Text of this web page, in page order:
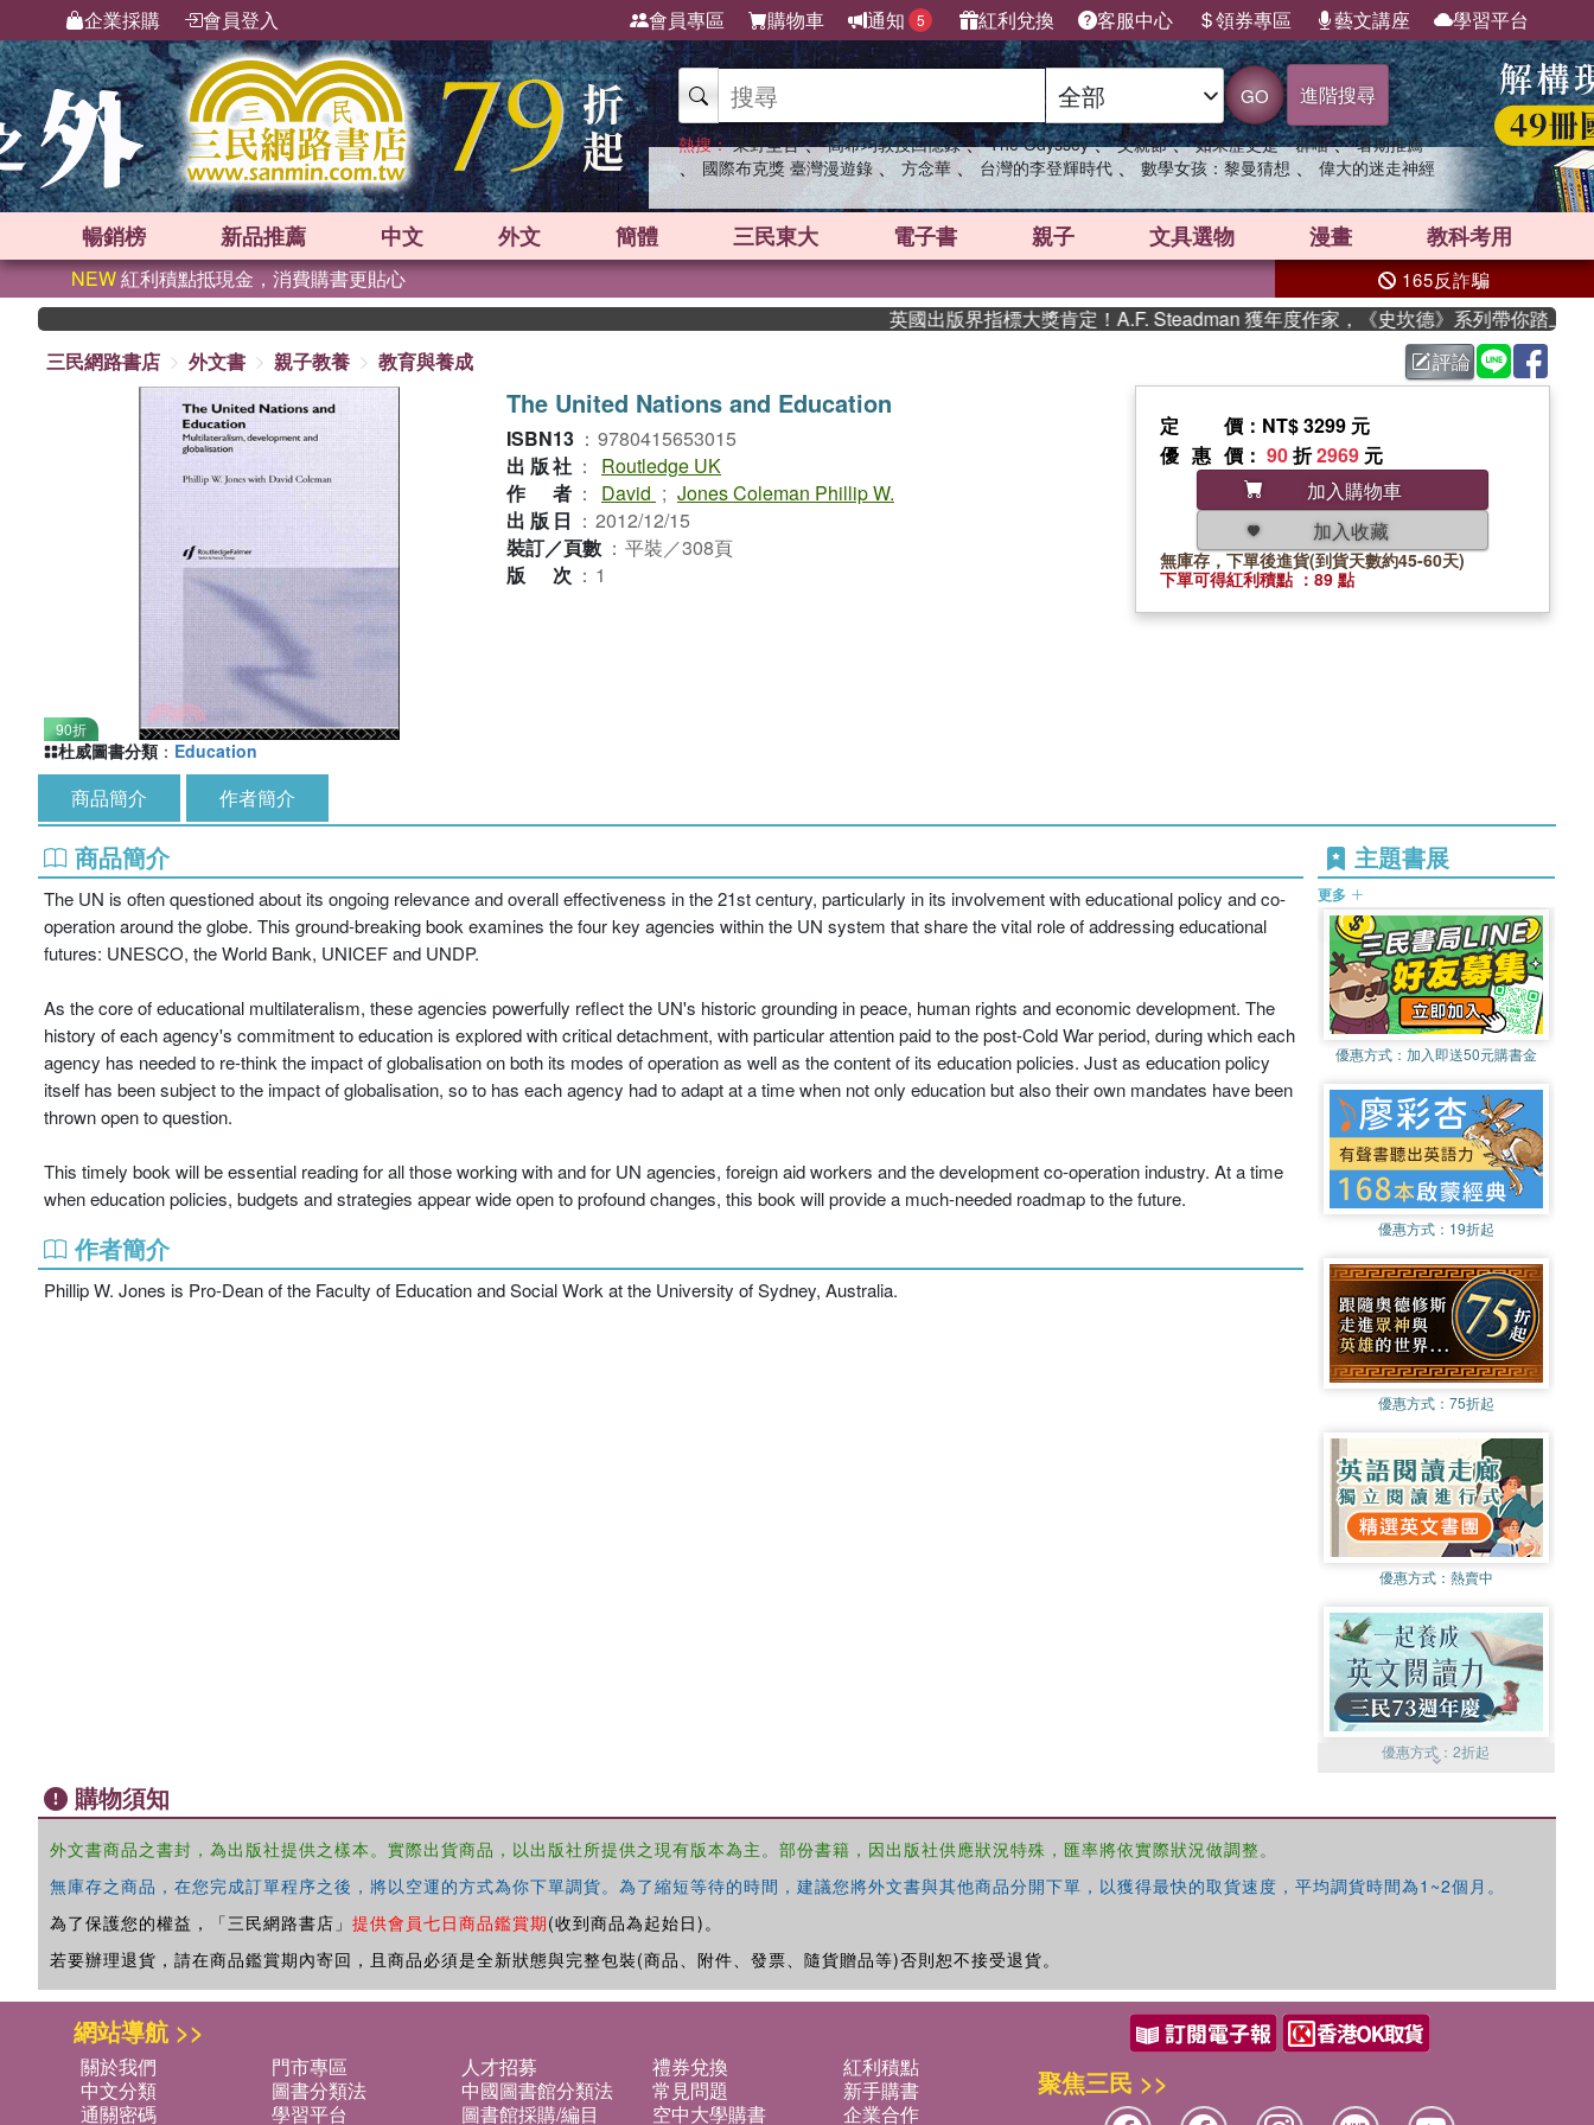
企業採購 會員登入 會員專區 購物車 通知 5 紅利兌換 客服中心 領券專區 藝文講座 學習平台
GO 進階搜尋
熱搜： 東野圭吾 、 高希均教授回憶錄 、 The Odyssey 、 父親節 、 如果歷史是一群喵 、 暑期推薦
、 國際布克獎 臺灣漫遊錄 、 方念華 、 台灣的李登輝時代 、 數學女孩：黎曼猜想 、 偉大的迷走神經
暢銷榜 新品推薦 中文 外文 簡體 三民東大 電子書 親子 文具選物 漫畫 教科考用
NEW紅利積點抵現金，消費購書更貼心 165反詐騙
英國出版界指標大獎肯定！A.F. Steadman 獲年度作家，《史坎德》系列帶你踏上熱血奇
三民網路書店
外文書 親子教養 教育與養成 評論
90折
The United Nations and Education
ISBN13 ： 9780415653015
出版社 ：
Routledge UK
作者 ： David ; Jones Coleman Phillip W.
出版日 ： 2012/12/15
裝訂／頁數 ： 平裝／308頁
版次 ： 1
定價 ：NT$ 3299 元
優惠價 ： 90折2969 元
加入購物車
加入收藏
無庫存，下單後進貨(到貨天數約45-60天)
下單可得紅利積點 ：89 點
杜威圖書分類 ： Education
商品簡介 作者簡介
商品簡介
The UN is often questioned about its ongoing relevance and overall effectiveness in the 21st century, particularly in its involvement with educational policy and co-
operation around the globe. This ground-breaking book examines the four key agencies within the UN system that share the vital role of addressing educational
futures: UNESCO, the World Bank, UNICEF and UNDP.
As the core of educational multilateralism, these agencies powerfully reflect the UN's historic grounding in peace, human rights and economic development. The
history of each agency's commitment to education is explored with critical detachment, with particular attention paid to the post-Cold War period, during which each
agency has needed to re-think the impact of globalisation on both its modes of operation as well as the content of its education policies. Just as education policy
itself has been subject to the impact of globalisation, so to has each agency had to adapt at a time when not only education but also their own mandates have been
thrown open to question.
This timely book will be essential reading for all those working with and for UN agencies, foreign aid workers and the development co-operation industry. At a time
when education policies, budgets and strategies appear wide open to profound changes, this book will provide a much-needed roadmap to the future.
作者簡介
Phillip W. Jones is Pro-Dean of the Faculty of Education and Social Work at the University of Sydney, Australia.
主題書展
更多
優惠方式： 加入即送50元購書金
優惠方式： 19折起
優惠方式： 75折起
優惠方式： 熱賣中
優惠方式：2折起
購物須知
外文書商品之書封，為出版社提供之樣本。實際出貨商品，以出版社所提供之現有版本為主。部份書籍，因出版社供應狀況特殊，匯率將依實際狀況做調整。
無庫存之商品，在您完成訂單程序之後，將以空運的方式為你下單調貨。為了縮短等待的時間，建議您將外文書與其他商品分開下單，以獲得最快的取貨速度，平均調貨時間為1~2個月。
為了保護您的權益，「三民網路書店」 提供會員七日商品鑑賞期(收到商品為起始日)。
若要辦理退貨，請在商品鑑賞期內寄回，且商品必須是全新狀態與完整包裝(商品、附件、發票、隨貨贈品等)否則恕不接受退貨。
網站導航 >>
關於我們 門市專區 人才招募 禮券兌換
紅利積點
中文分類
圖書分類法 中國圖書館分類法 常見問題
新手購書
通關密碼
學習平台 圖書館採購/編目 空中大學購書
企業合作
聚焦三民 >>